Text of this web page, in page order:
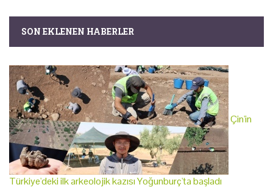
SON EKLENEN HABERLER
Çin'in
Türkiye'deki ilk arkeolojik kazısı Yoğunburç'ta başladı